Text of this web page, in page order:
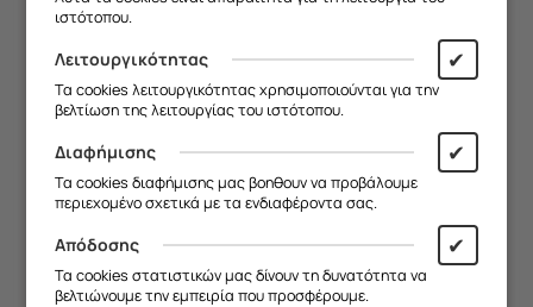
ΜΙΚΡΟΔΙΑΚΟΠΤΗΣ ΦΟΥΡΝΟΥ KUPPER
ιστότοπου.
Λειτουργικότητας ✔
Τα cookies λειτουργικότητας χρησιμοποιούνται για την
βελτίωση της λειτουργίας του ιστότοπου.
Διαφήμισης ✔
Τα cookies διαφήμισης μας βοηθουν να προβάλουμε
περιεχομένο σχετικά με τα ενδιαφέροντα σας.
Απόδοσης ✔
Τα cookies στατιστικών μας δίνουν τη δυνατότητα να
βελτιώνουμε την εμπειρία που προσφέρουμε.
Σας ευχαριστούμε για την
κατανόηση και σας ευχόμαστε καλό
καλοκαίρι!
Θα θέλαμε να σας ενημερώσουμε ότι
η επιχείρησή μας θα παραμείνει
κλειστή από13/08 έως και 18/08
Θα είμαστε ξανά κοντά σας από
19/08.